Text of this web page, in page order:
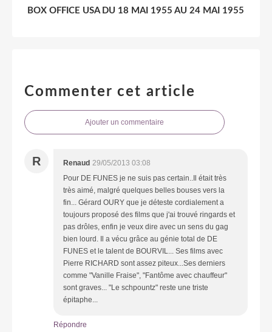
BOX OFFICE USA DU 18 MAI 1955 AU 24 MAI 1955
Commenter cet article
Ajouter un commentaire
R Renaud 29/05/2013 03:08
Pour DE FUNES je ne suis pas certain..Il était très
très aimé, malgré quelques belles bouses vers la
fin... Gérard OURY que je déteste cordialement a
toujours proposé des films que j'ai trouvé ringards et
pas drôles, enfin je veux dire avec un sens du gag
bien lourd. Il a vécu grâce au génie total de DE
FUNES et le talent de BOURVIL... Ses films avec
Pierre RICHARD sont assez piteux...Ses derniers
comme "Vanille Fraise", "Fantôme avec chauffeur"
sont graves... "Le schpountz" reste une triste
épitaphe...
Répondre